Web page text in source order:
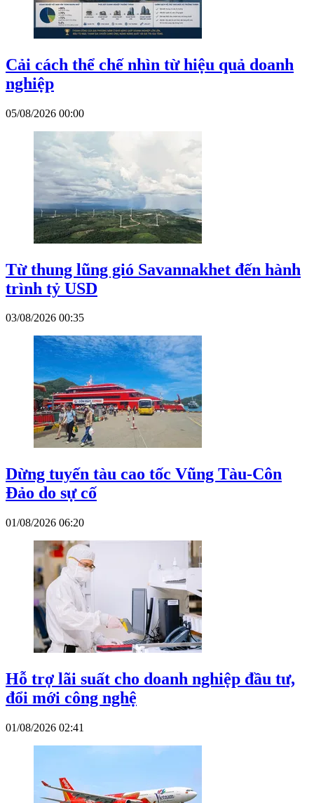
Cải cách thể chế nhìn từ hiệu quả doanh
nghiệp
05/08/2026 00:00
Từ thung lũng gió Savannakhet đến hành
trình tỷ USD
03/08/2026 00:35
Dừng tuyến tàu cao tốc Vũng Tàu-Côn
Đảo do sự cố
01/08/2026 06:20
Hỗ trợ lãi suất cho doanh nghiệp đầu tư,
đổi mới công nghệ
01/08/2026 02:41